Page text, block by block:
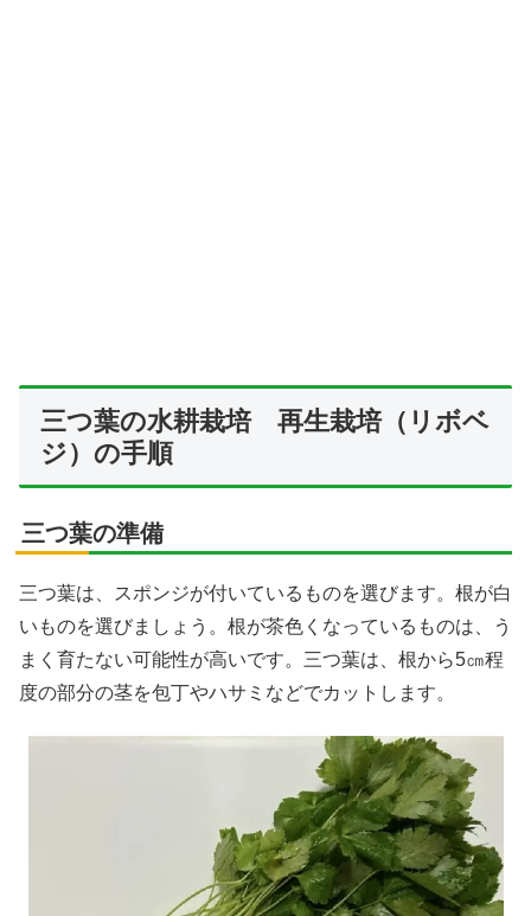
三つ葉の水耕栽培 再生栽培（リボベ
ジ）の手順
三つ葉の準備
三つ葉は、スポンジが付いているものを選びます。根が白
いものを選びましょう。根が茶色くなっているものは、う
まく育たない可能性が高いです。三つ葉は、根から5㎝程
度の部分の茎を包丁やハサミなどでカットします。